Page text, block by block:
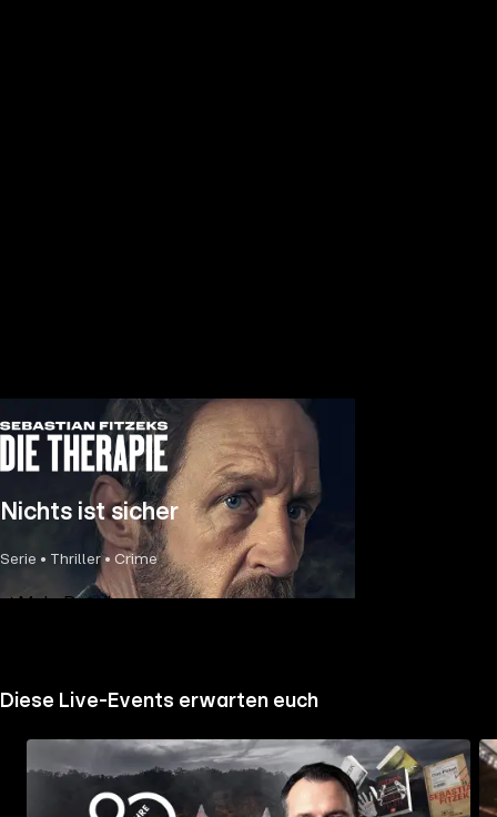
Nichts ist sicher
Serie • Thriller • Crime
Mehr Details
Diese Live-Events erwarten euch